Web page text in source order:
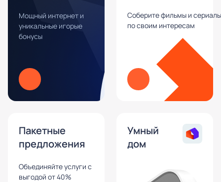
Мощный интернет и
уникальные игорые
бонусы
Соберите фильмы и сериалы
по своим интересам
Пакетные
предложения
Объединяйте услуги с
выгодой от 40%
Умный
дом